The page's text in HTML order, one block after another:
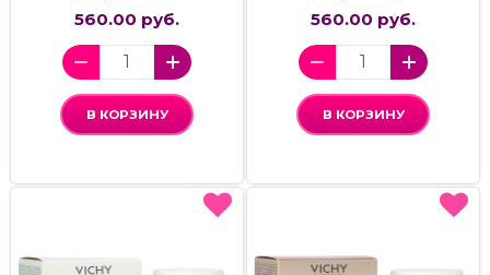
560.00 руб.
В КОРЗИНУ
560.00 руб.
В КОРЗИНУ